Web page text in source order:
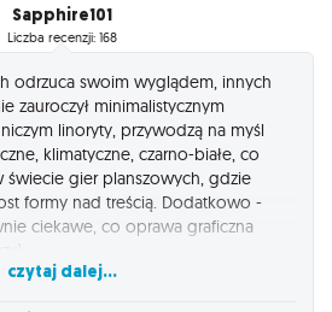
Sapphire101
Liczba recenzji: 168
odrzuca swoim wyglądem, innych
zauroczył minimalistycznym
linoryty, przywodzą na myśl
klimatyczne, czarno-białe, co
świecie gier planszowych, gdzie
formy nad treścią. Dodatkowo -
ciekawe, co oprawa graficzna
czytaj dalej...